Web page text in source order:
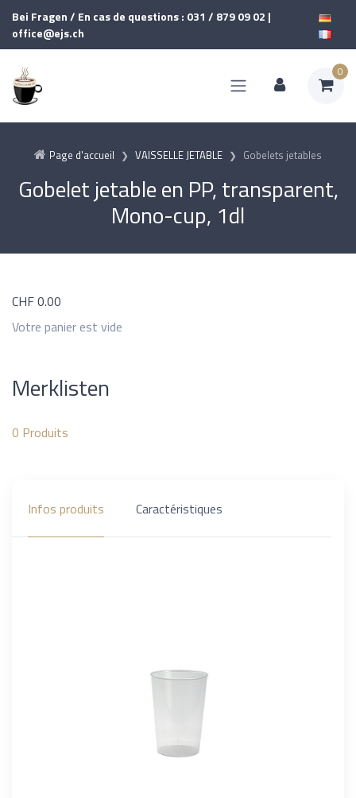
Bei Fragen / En cas de questions : 031 / 879 09 02 |
office@ejs.ch
0
Page d'accueil VAISSELLE JETABLE Gobelets jetables
Gobelet jetable en PP, transparent,
Mono-cup, 1dl
CHF0.00
Votre panier est vide
Merklisten
0 Produits
Infos produits Caractéristiques